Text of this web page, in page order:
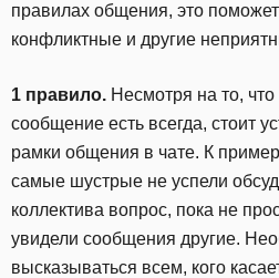
правилах общения, это
конфликтные и другие
1 правило. Несмотря на то,
сообщение есть всегда, стоит
рамки общения в чате. К
самые шустрые не успели
коллектива вопрос, пока не
увидели сообщения другие.
высказываться всем, кого